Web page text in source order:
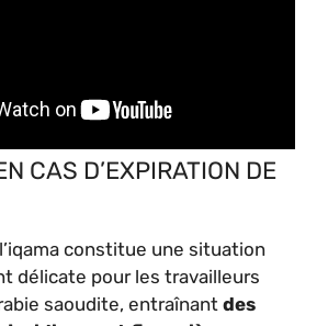
CAS D’EXPIRATION DE
constitue une situation
délicate pour les travailleurs
saoudite, entraînant des